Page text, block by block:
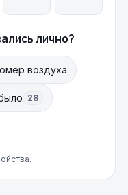
лично?
воздуха
28